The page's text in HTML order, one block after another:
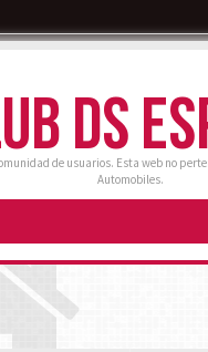
DS
de usuarios. Esta web no
Automobiles.